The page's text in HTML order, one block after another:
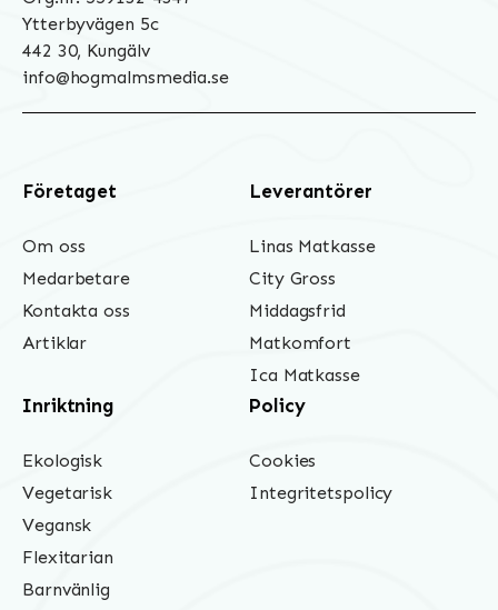
Ytterbyvägen 5c
442 30, Kungälv
info@hogmalmsmedia.se
Företaget
Om oss
Medarbetare
Kontakta oss
Artiklar
Leverantörer
Linas Matkasse
City Gross
Middagsfrid
Matkomfort
Ica Matkasse
Inriktning
Ekologisk
Vegetarisk
Vegansk
Flexitarian
Barnvänlig
Policy
Cookies
Integritetspolicy